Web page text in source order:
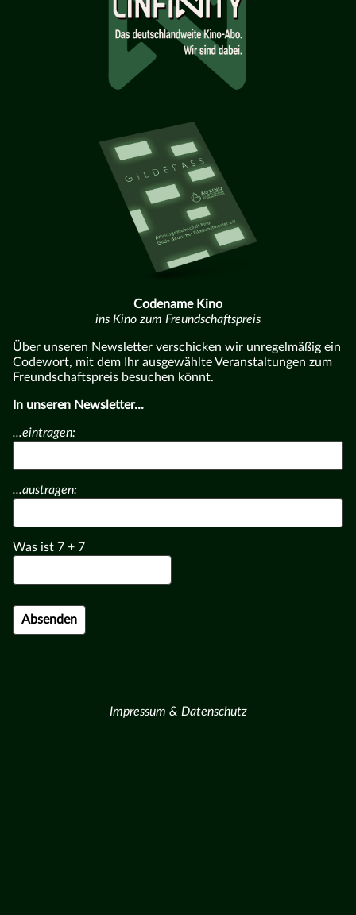
Codename Kino
ins Kino zum Freundschaftspreis
Über unseren Newsletter verschicken wir unregelmäßig ein
Codewort, mit dem Ihr ausgewählte Veranstaltungen zum
Freundschaftspreis besuchen könnt.
In unseren Newsletter...
...eintragen:
...austragen:
Was ist 7 + 7
Impressum & Datenschutz